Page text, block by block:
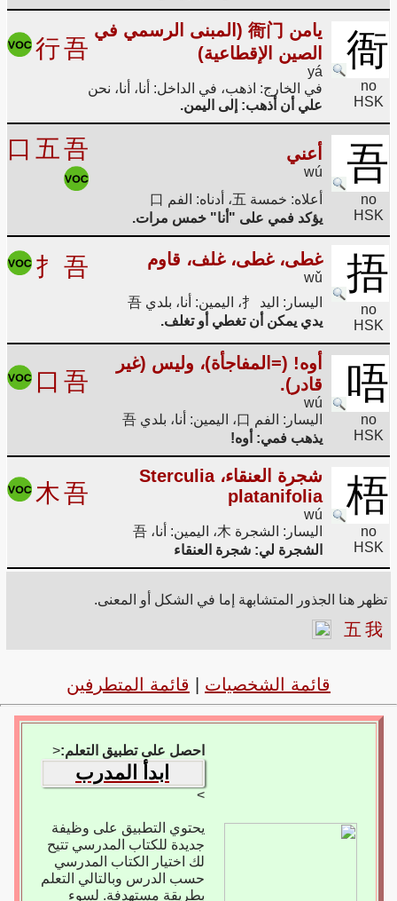
衙
no
HSK
يامن 衙门 (المبنى الرسمي في
الصين الإقطاعية)
yá
行吾
في الخارج: اذهب، في الداخل: أنا، أنا، نحن
علي أن أذهب: إلى اليمن.
吾
no
HSK
أعني
wú
口 五吾
أعلاه: خمسة 五، أدناه: الفم 口
يؤكد فمي على "أنا" خمس مرات.
捂
no
HSK
غطى، غطى، غلف، قاوم
wǔ
扌 吾
اليسار: اليد 扌، اليمين: أنا، بلدي 吾
يدي يمكن أن تغطي أو تغلف.
唔
no
HSK
أوه! (=المفاجأة)، وليس (غير
قادر).
wú
口 吾
اليسار: الفم 口، اليمين: أنا، بلدي 吾
يذهب فمي: أوه!
梧
no
HSK
شجرة العنقاء، Sterculia
platanifolia
wú
木吾
اليسار: الشجرة 木، اليمين: أنا، 吾
الشجرة لي: شجرة العنقاء
تظهر هنا الجذور المتشابهة إما في الشكل أو المعنى.
五 我
قائمة الشخصيات قائمة المتطرفين
احصل على تطبيق التعلم:<
ابدأ المدرب
>
يحتوي التطبيق على وظيفة
جديدة للكتاب المدرسي تتيح
لك اختيار الكتاب المدرسي
حسب الدرس وبالتالي التعلم
بطريقة مستهدفة. لسوء